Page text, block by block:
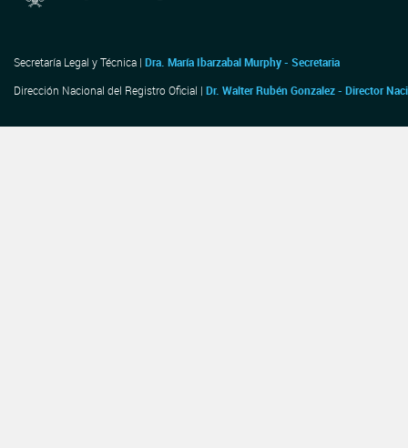
Secretaría Legal y Técnica | Dra. María Ibarzabal Murphy - Secretaria
Dirección Nacional del Registro Oficial | Dr. Walter Rubén Gonzalez - Director